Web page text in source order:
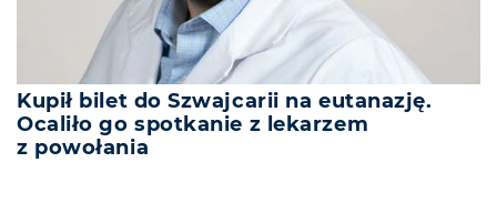
Kupił bilet do Szwajcarii na eutanazję.
Ocaliło go spotkanie z lekarzem
z powołania